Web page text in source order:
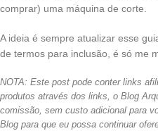
comprar) uma máquina de corte.
A ideia é sempre atualizar esse
de termos para inclusão, é só me
NOTA: Este post pode conter links
produtos através dos links, o Blog
comissão, sem custo adicional para
Blog para que eu possa continuar